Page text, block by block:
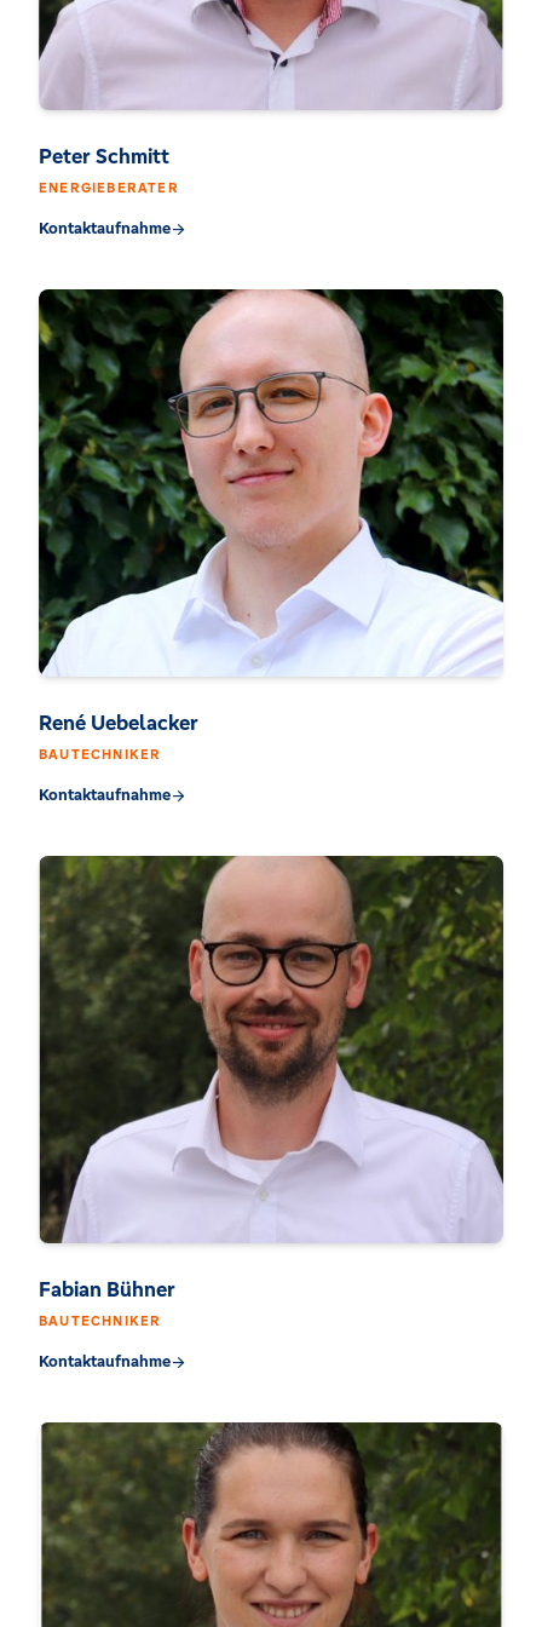
Peter Schmitt
ENERGIEBERATER
Kontaktaufnahmearrow_forward
René Uebelacker
BAUTECHNIKER
Kontaktaufnahmearrow_forward
Fabian Bühner
BAUTECHNIKER
Kontaktaufnahmearrow_forward